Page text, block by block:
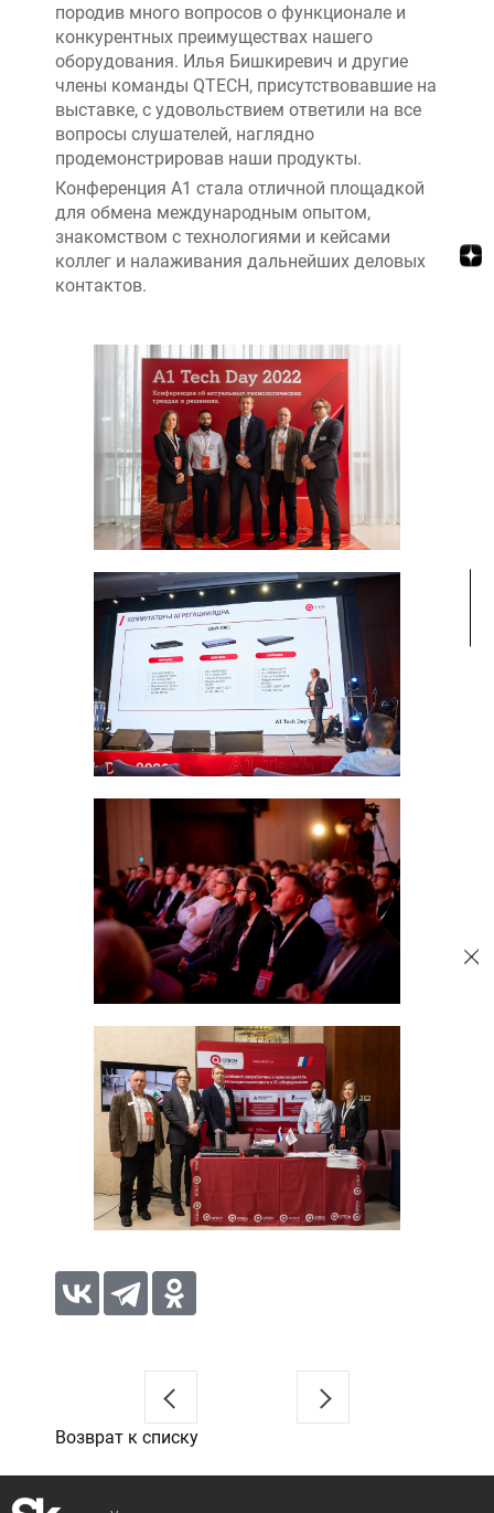
породив много вопросов о функционале и
конкурентных преимуществах нашего
оборудования. Илья Бишкиревич и другие
члены команды QTECH, присутствовавшие на
выставке, с удовольствием ответили на все
вопросы слушателей, наглядно
продемонстрировав наши продукты.
Конференция А1 стала отличной площадкой
для обмена международным опытом,
знакомством с технологиями и кейсами
коллег и налаживания дальнейших деловых
контактов.
Возврат к списку